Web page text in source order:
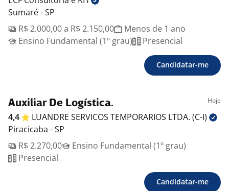
Sumaré - SP
R$ 2.000,00 a R$ 2.150,00
Menos de 1 ano
Ensino Fundamental (1º grau)
Presencial
Candidatar-me
Auxiliar De Logística. Hoje
4,4 LUANDRE SERVICOS TEMPORARIOS LTDA. (C-I)
Piracicaba - SP
R$ 2.270,00
Ensino Fundamental (1º grau)
Presencial
Candidatar-me